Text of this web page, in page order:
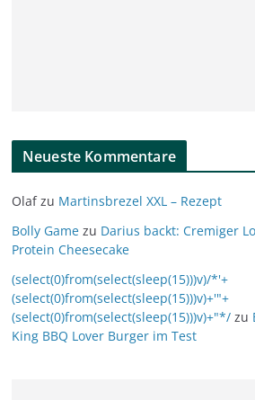
Neueste Kommentare
Olafzu Martinsbrezel XXL – Rezept
Bolly Game zu Darius backt: Cremiger
Protein Cheesecake
(select(0)from(select(sleep(15)))v)/*'+
(select(0)from(select(sleep(15)))v)+'"+
(select(0)from(select(sleep(15)))v)+"*/ zu
King BBQ Lover Burger im Test